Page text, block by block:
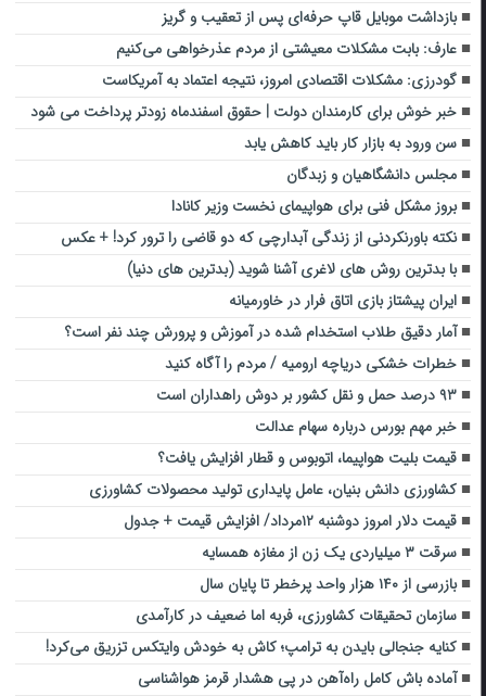
بازداشت موبایل قاپ حرفه‌ای پس از تعقیب و گریز
عارف: بابت مشکلات معیشتی از مردم عذرخواهی می‌کنیم
گودرزی: مشکلات اقتصادی امروز، نتیجه اعتماد به آمریکاست
خبر خوش برای کارمندان دولت | حقوق اسفندماه زودتر پرداخت می شود
سن ورود به بازار کار باید کاهش یابد
مجلس دانشگاهیان و زبدگان
بروز مشکل فنی برای هواپیمای نخست وزیر کانادا
نکته باورنکردنی از زندگی آبدارچی که دو قاضی را ترور کرد! + عکس
با بدترین روش های لاغری آشنا شوید (بدترین های دنیا)
ایران پیشتاز بازی اتاق فرار در خاورمیانه
آمار دقیق طلاب استخدام شده در آموزش و پرورش چند نفر است؟
خطرات خشکی دریاچه ارومیه / مردم را آگاه کنید
۹۳ درصد حمل و نقل کشور بر دوش راهداران است
خبر مهم بورس درباره سهام عدالت
قیمت بلیت هواپیما، اتوبوس و قطار افزایش یافت؟
کشاورزی دانش بنیان، عامل پایداری تولید محصولات کشاورزی
قیمت دلار امروز دوشنبه ۱۲مرداد/ افزایش قیمت + جدول
سرقت ۳ میلیاردی یک زن از مغازه همسایه
بازرسی از ۱۴۰ هزار واحد پرخطر تا پایان سال
سازمان تحقیقات کشاورزی، فربه اما ضعیف در کارآمدی
کنایه جنجالی بایدن به ترامپ؛ کاش به خودش وایتکس تزریق می‌کرد!
آماده باش کامل راه‌آهن در پی هشدار قرمز هواشناسی